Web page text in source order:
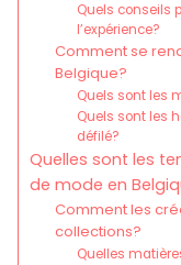
Quels conseils
l’expérience?
Comment se
Belgique?
Quels sont les
Quels sont les
défilé?
Quelles sont les
de mode en
Comment les
collections?
Quelles